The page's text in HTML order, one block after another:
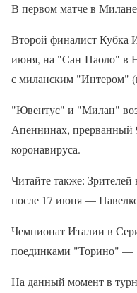
В первом матче в
Второй финалист Кубка
июня, на "Сан-Паоло" в
с миланским "Интером"
"Ювентус" и "Милан"
Апеннинах, прерванный
коронавируса.
Читайте также:
после 17 июня —
Чемпионат Италии в
поединками "Торино"
На данный момент в